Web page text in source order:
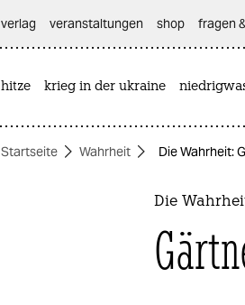
themen
verlag
veranstaltungen shop fragen
hitze krieg in der ukraine
Startseite Wahrheit Die Wahrheit:
Die